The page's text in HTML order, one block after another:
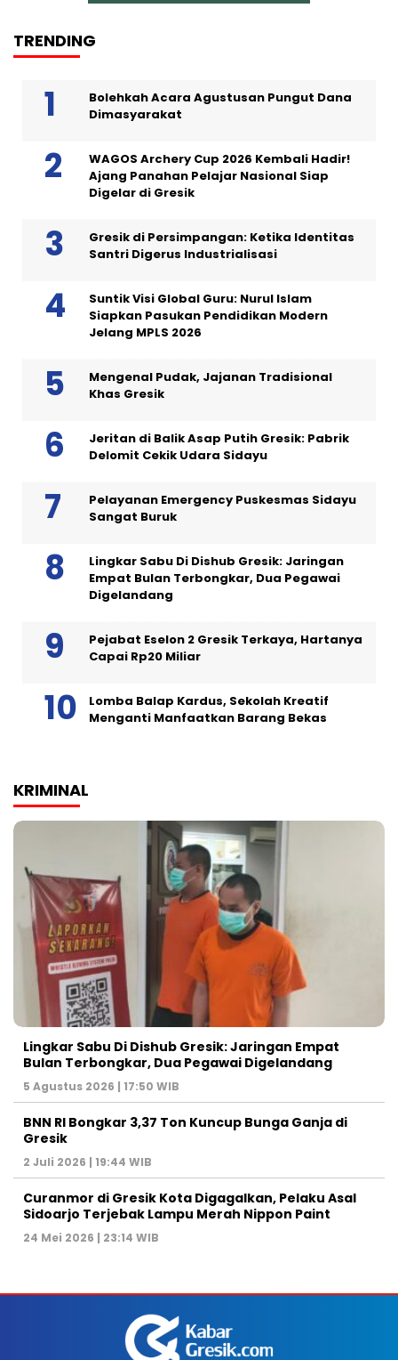
TRENDING
Bolehkah Acara Agustusan Pungut Dana
Dimasyarakat
WAGOS Archery Cup 2026 Kembali Hadir!
Ajang Panahan Pelajar Nasional Siap
Digelar di Gresik
Gresik di Persimpangan: Ketika Identitas
Santri Digerus Industrialisasi
Suntik Visi Global Guru: Nurul Islam
Siapkan Pasukan Pendidikan Modern
Jelang MPLS 2026
Mengenal Pudak, Jajanan Tradisional
Khas Gresik
Jeritan di Balik Asap Putih Gresik: Pabrik
Delomit Cekik Udara Sidayu
Pelayanan Emergency Puskesmas Sidayu
Sangat Buruk
Lingkar Sabu Di Dishub Gresik: Jaringan
Empat Bulan Terbongkar, Dua Pegawai
Digelandang
Pejabat Eselon 2 Gresik Terkaya, Hartanya
Capai Rp20 Miliar
Lomba Balap Kardus, Sekolah Kreatif
Menganti Manfaatkan Barang Bekas
KRIMINAL
Lingkar Sabu Di Dishub Gresik: Jaringan Empat
Bulan Terbongkar, Dua Pegawai Digelandang
5 Agustus 2026 | 17:50 WIB
BNN RI Bongkar 3,37 Ton Kuncup Bunga Ganja di
Gresik
2 Juli 2026 | 19:44 WIB
Curanmor di Gresik Kota Digagalkan, Pelaku Asal
Sidoarjo Terjebak Lampu Merah Nippon Paint
24 Mei 2026 | 23:14 WIB